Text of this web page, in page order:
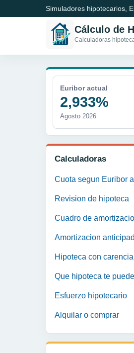
Simuladores hipotecarios,
Cálculo de
Calculadoras
Euribor actual
2,933%
Agosto 2026
Calculadoras
Cuota segun Euribor
Revision de hipoteca
Cuadro de
Amortizacion
Hipoteca con carencia
Que hipoteca te
Esfuerzo hipotecario
Alquilar o comprar